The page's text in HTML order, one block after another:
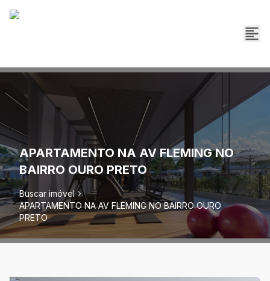
APARTAMENTO NA AV FLEMING NO
BAIRRO OURO PRETO
Buscar imóvel
APARTAMENTO NA AV FLEMING NO BAIRRO OURO
PRETO